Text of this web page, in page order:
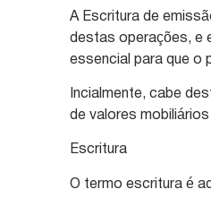
A Escritura de
destas operações, e
essencial para que o
Incialmente, cabe
de valores mobiliários
Escritura
O termo escritura é